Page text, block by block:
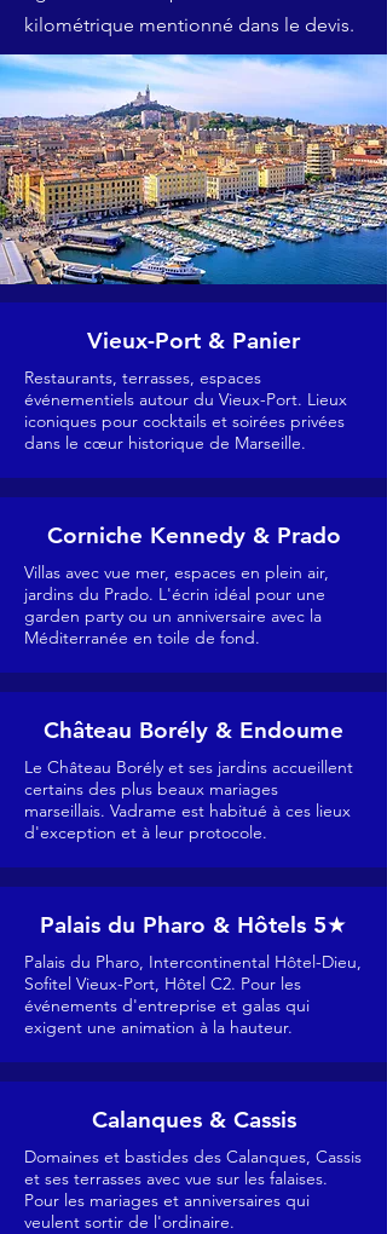
kilométrique mentionné dans le devis.
Vieux-Port & Panier
Restaurants, terrasses, espaces
événementiels autour du Vieux-Port. Lieux
iconiques pour cocktails et soirées privées
dans le cœur historique de Marseille.
Corniche Kennedy & Prado
​Villas avec vue mer, espaces en plein air,
jardins du Prado. L'écrin idéal pour une
garden party ou un anniversaire avec la
Méditerranée en toile de fond.
Château Borély & Endoume
Le Château Borély et ses jardins accueillent
certains des plus beaux mariages
marseillais. Vadrame est habitué à ces lieux
d'exception et à leur protocole.
Palais du Pharo & Hôtels 5★
Palais du Pharo, Intercontinental Hôtel-Dieu,
Sofitel Vieux-Port, Hôtel C2. Pour les
événements d'entreprise et galas qui
exigent une animation à la hauteur.
Calanques & Cassis
Domaines et bastides des Calanques, Cassis
et ses terrasses avec vue sur les falaises.
Pour les mariages et anniversaires qui
veulent sortir de l'ordinaire.